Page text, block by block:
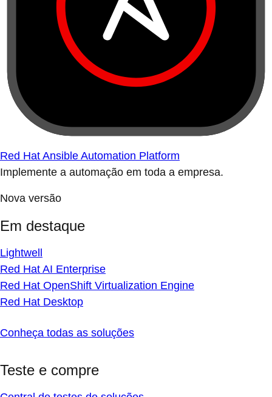
Red Hat Ansible Automation Platform
Implemente a automação em toda a empresa.
Nova versão
Em destaque
Lightwell
Red Hat AI Enterprise
Red Hat OpenShift Virtualization Engine
Red Hat Desktop
Conheça todas as soluções
Teste e compre